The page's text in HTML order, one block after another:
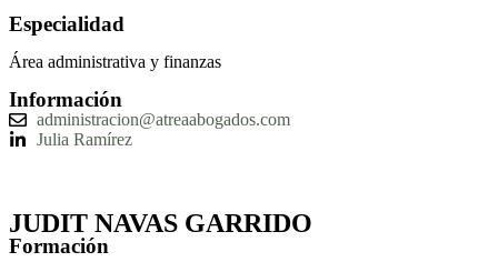
Especialidad
Área administrativa y finanzas
Información
administracion@atreaabogados.com
Julia Ramírez
JUDIT NAVAS GARRIDO
Formación